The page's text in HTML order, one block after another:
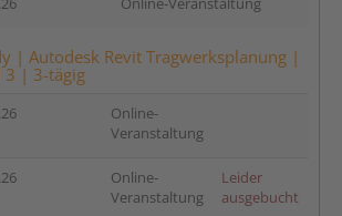
| Autodesk Revit Tragwerksplanung |
3 | 3-tägig
Online-
Veranstaltung
Online-
Veranstaltung
Leider
ausgebucht